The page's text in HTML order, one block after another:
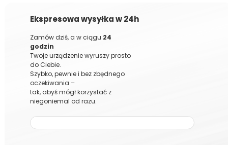
Ekspresowa wysyłka w 24h
Zamów dziś, a w ciągu 24
godzin
Twoje urządzenie wyruszy prosto
do Ciebie.
Szybko, pewnie i bez zbędnego
oczekiwania –
tak, abyś mógł korzystać z
niegoniemal od razu.